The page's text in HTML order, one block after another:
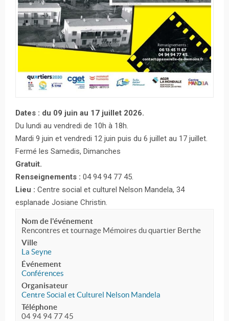
Dates : du 09 juin au 17 juillet 2026.
Du lundi au vendredi de 10h à 18h.
Mardi 9 juin et vendredi 12 juin puis du 6 juillet au 17 juillet.
Fermé les Samedis, Dimanches
Gratuit.
Renseignements : 04 94 94 77 45.
Lieu : Centre social et culturel Nelson Mandela, 34
esplanade Josiane Christin.
Nom de l'événement
Rencontres et tournage Mémoires du quartier Berthe
Ville
La Seyne
Événement
Conférences
Organisateur
Centre Social et Culturel Nelson Mandela
Téléphone
04 94 94 77 45